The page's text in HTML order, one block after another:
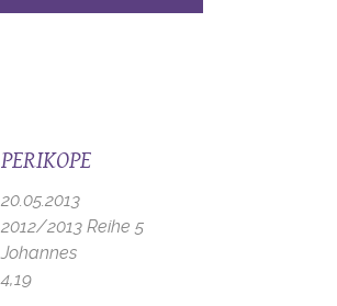
PERIKOPE
20.05.2013
2012/2013 Reihe 5
Johannes
4,19